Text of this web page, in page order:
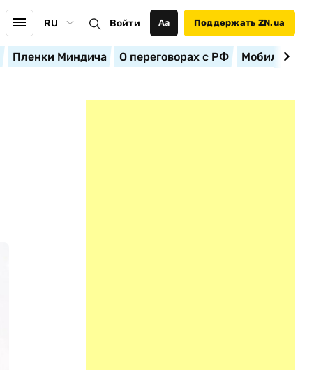
RU Войти Аа Поддержать ZN.ua
Пленки Миндича О переговорах с РФ